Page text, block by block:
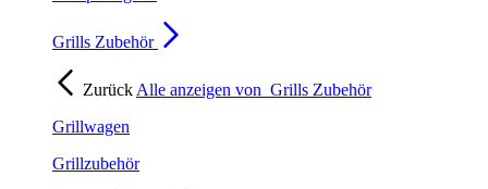
Grills Zubehör
Zurück Alle anzeigen von Grills Zubehör
Grillwagen
Grillzubehör